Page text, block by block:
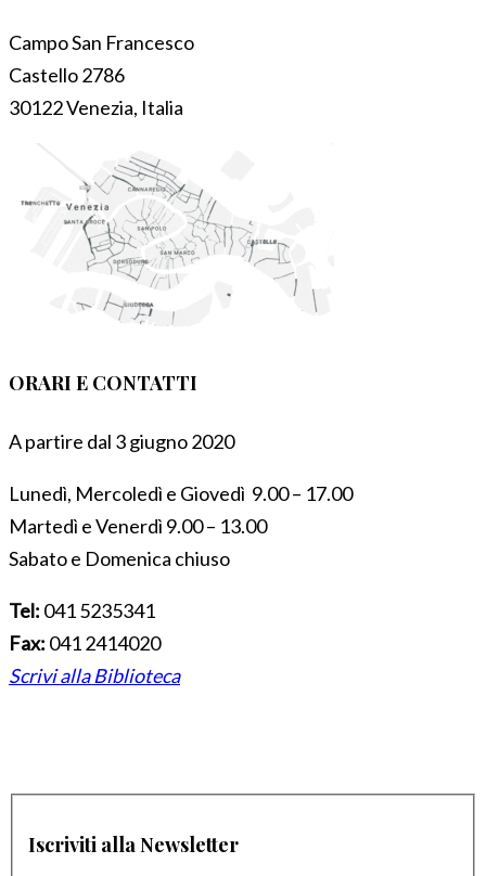
Campo San Francesco
Castello 2786
30122 Venezia, Italia
ORARI E CONTATTI
A partire dal 3 giugno 2020
Lunedì, Mercoledì e Giovedì 9.00 – 17.00
Martedì e Venerdì 9.00 – 13.00
Sabato e Domenica chiuso
Tel: 041 5235341
Fax: 041 2414020
Scrivi alla Biblioteca
Iscriviti alla Newsletter